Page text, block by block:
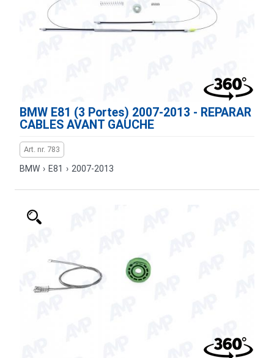
BMW E81 (3 Portes) 2007-2013 - REPARAR
CABLES AVANT GAUCHE
Art. nr. 783
BMW › E81 › 2007-2013